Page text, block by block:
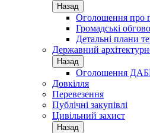
Назад
Оголошення про
Громадські
Детальні плани
Державний
Назад
Оголошення
Довкілля
Перевезення
Публічні закупівлі
Цивільний захист
Назад